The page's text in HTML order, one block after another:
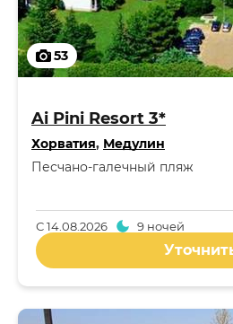
53
Ai Pini Resort 3*
Хорватия, Медулин
Песчано-галечный пляж
С14.08.2026 9 ночей